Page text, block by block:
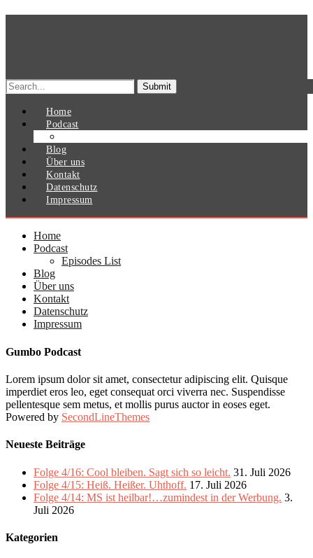
Search
for:
Home
Podcast
Blog
Über uns
Kontakt
Datenschutz
Impressum
Home
Podcast
Episodes List
Blog
Über uns
Kontakt
Datenschutz
Impressum
Gumbo Podcast
Lorem ipsum dolor sit amet, consectetur adipiscing elit. Quisque
imperdiet eros leo, eget consequat orci viverra nec. Suspendisse
pellentesque sem metus, et mollis purus auctor in eoses eget.
Powered by SecondLineThemes
Neueste Beiträge
Folge 4/16: Cool bleiben. Sagt sich so leicht. 31. Juli 2026
Folge 4/15: Heiß. Heißer. Uhthoff. 17. Juli 2026
Folge 4/14: MS ist heilbar!…zumindest in der Werbung. 3.
Juli 2026
Kategorien